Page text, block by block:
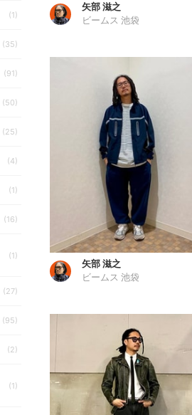
(1)
(35)
(91)
(50)
(25)
(4)
(1)
(16)
(1)
(27)
(95)
(2)
(1)
矢部 滋之
ビームス 池袋
矢部 滋之
ビームス 池袋